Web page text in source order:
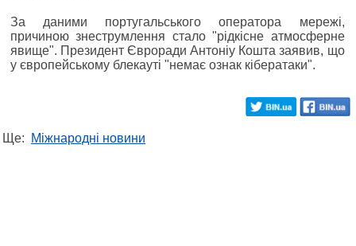
За даними португальського оператора мережі,
причиною знеструмлення стало "рідкісне атмосферне
явище". Президент Євроради Антоніу Кошта заявив, що
у європейському блекауті "немає ознак кібератаки".
Ще: Міжнародні новини